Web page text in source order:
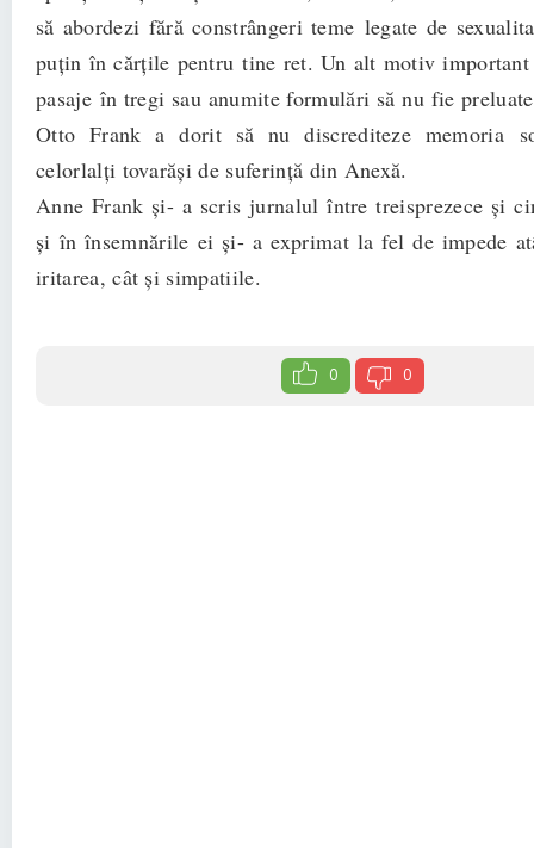
să abordezi fără constrângeri teme legate de
puţin în cărţile pentru tine ret. Un alt motiv important
pasaje în tregi sau anumite formulări să nu fie
Otto Frank a dorit să nu discrediteze memoria
celorlalţi tovarăși de suferinţă din Anexă.
Anne Frank și- a scris jurnalul între treisprezece și
și în însemnările ei și- a exprimat la fel de impede
iritarea, cât și simpatiile.
0 0